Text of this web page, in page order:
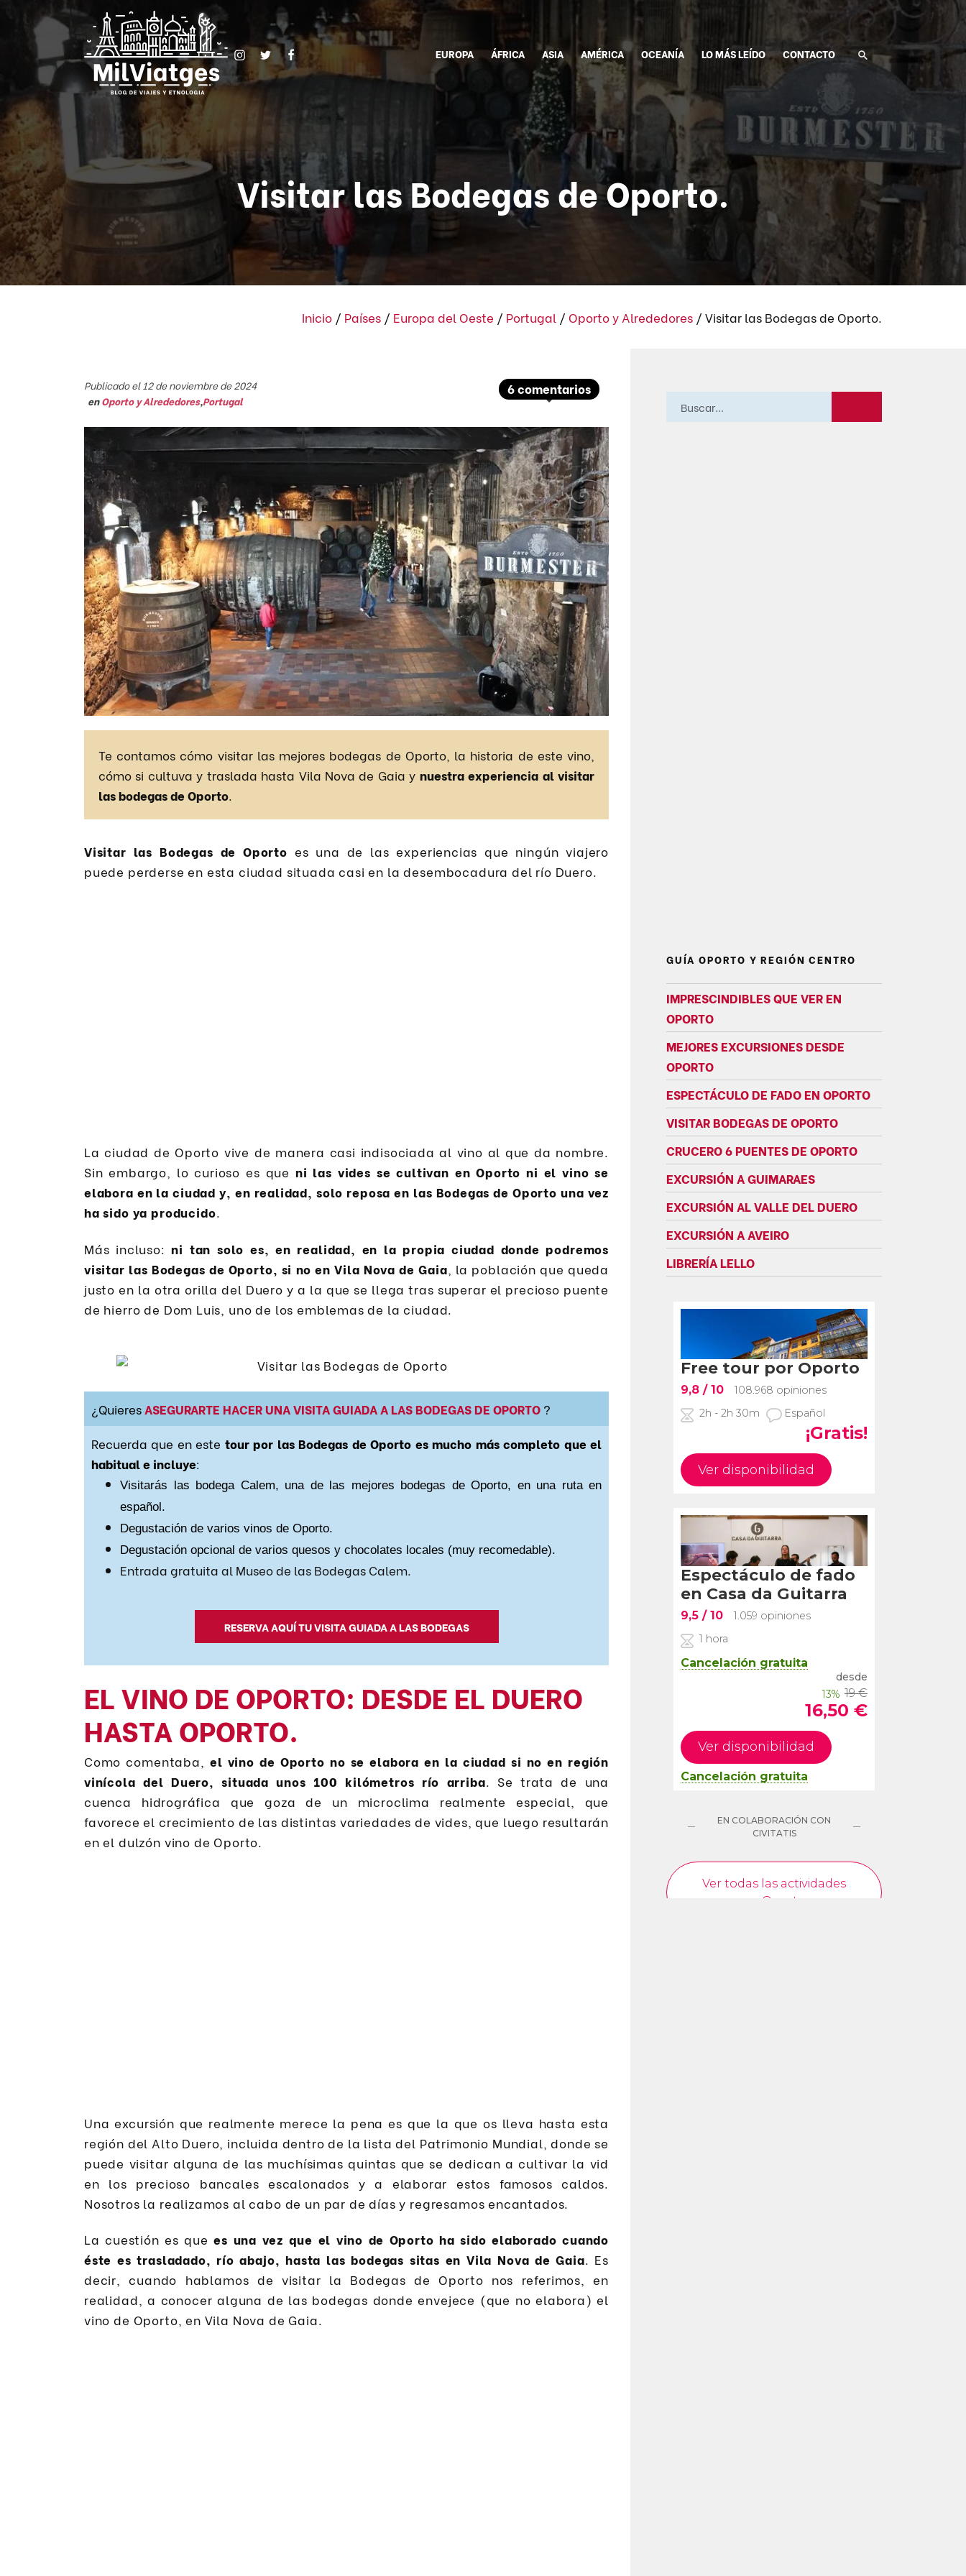
EUROPA ÁFRICA ASIA AMÉRICA OCEANÍA LO MÁS LEÍDO CONTACTO
Visitar las Bodegas de Oporto.
Inicio / Países / Europa del Oeste / Portugal / Oporto y Alrededores / Visitar las Bodegas de Oporto.
6 comentarios
Publicado el 12 de noviembre de 2024
enOporto y Alrededores,Portugal
Te contamos cómo visitar las mejores bodegas de Oporto, la historia de este vino,
cómo si cultuva y traslada hasta Vila Nova de Gaia y nuestra experiencia al visitar
las bodegas de Oporto
Visitar las Bodegas de Oporto es una de las experiencias que ningún viajero
puede perderse en esta ciudad situada casi en la desembocadura del río Duero.
La ciudad de Oporto vive de manera casi indisociada al vino al que da nombre.
Sin embargo, lo curioso es que ni las vides se cultivan en Oporto ni el vino se
elabora en la ciudad y, en realidad, solo reposa en las Bodegas de Oporto una vez
ha sido ya producido.
Más incluso:ni tan solo es, en realidad, en la propia ciudad donde podremos
visitar las Bodegas de Oporto, si no en Vila Nova de Gaia , la población que queda
justo en la otra orilla del Duero y a la que se llega tras superar el precioso puente
de hierro de Dom Luis, uno de los emblemas de la ciudad.
¿Quieres ASEGURARTE HACER UNA VISITA GUIADA A LAS BODEGAS DE OPORTO ?
Recuerda que en este tour por las Bodegas de Oporto es mucho más completo que el
habitual e incluye:
Visitarás las bodega Calem, una de las mejores bodegas de Oporto, en una ruta en
español.
Degustación de varios vinos de Oporto.
Degustación opcional de varios quesos y chocolates locales (muy recomedable).
Entrada gratuita al Museo de las Bodegas Calem.
RESERVA AQUÍ TU VISITA GUIADA A LAS BODEGAS
EL VINO DE OPORTO: DESDE EL DUERO
HASTA OPORTO.
Como comentaba, el vino de Oporto no se elabora en la ciudad si no en región
vinícola del Duero, situada unos 100 kilómetros río arriba. Se trata de una
cuenca hidrográfica que goza de un microclima realmente especial, que
favorece el crecimiento de las distintas variedades de vides, que luego resultarán
en el dulzón vino de Oporto.
Una excursión que realmente merece la pena es que la que os lleva hasta esta
región del Alto Duero, incluida dentro de la lista del Patrimonio Mundial, donde se
puede visitar alguna de las muchísimas quintas que se dedican a cultivar la vid
en los precioso bancales escalonados y a elaborar estos famosos caldos.
Nosotros la realizamos al cabo de un par de días y regresamos encantados.
La cuestión es quees una vez que el vino de Oporto ha sido elaborado cuando
éste es trasladado, río abajo, hasta las bodegas sitas en Vila Nova de Gaia. Es
decir, cuando hablamos de visitar la Bodegas de Oporto nos referimos, en
realidad, a conocer alguna de las bodegas donde envejece (que no elabora) el
vino de Oporto, en Vila Nova de Gaia.
GUÍA OPORTO Y REGIÓN CENTRO
IMPRESCINDIBLES QUE VER EN
OPORTO
MEJORES EXCURSIONES DESDE
OPORTO
ESPECTÁCULO DE FADO EN OPORTO
VISITAR BODEGAS DE OPORTO
CRUCERO 6 PUENTES DE OPORTO
EXCURSIÓN A GUIMARAES
EXCURSIÓN AL VALLE DEL DUERO
EXCURSIÓN A AVEIRO
LIBRERÍA LELLO